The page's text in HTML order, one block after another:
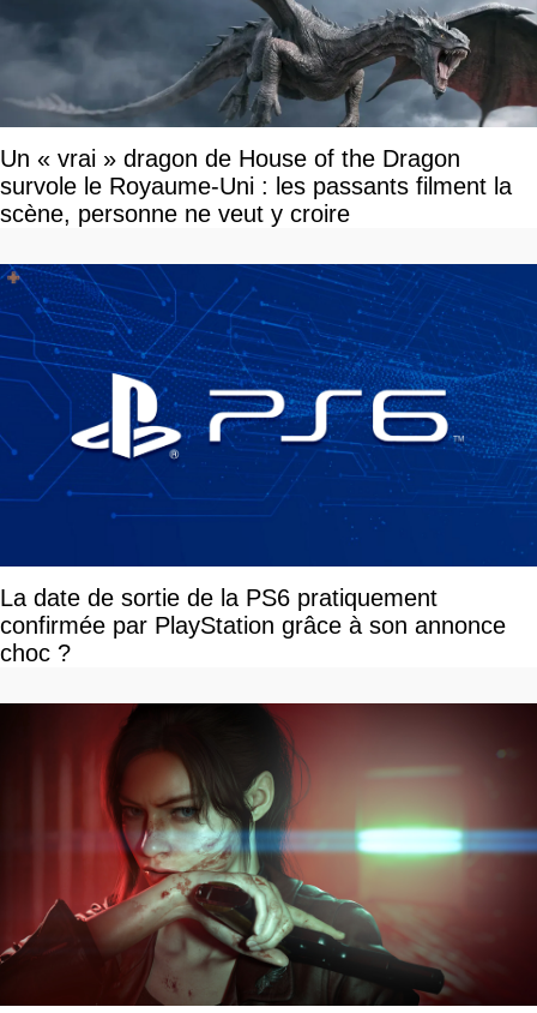
Un « vrai » dragon de House of the Dragon
survole le Royaume-Uni : les passants filment la
scène, personne ne veut y croire
La date de sortie de la PS6 pratiquement
confirmée par PlayStation grâce à son annonce
choc ?